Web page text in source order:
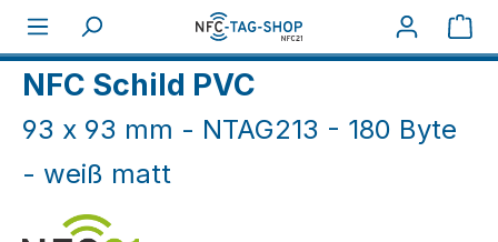
Zum Hauptinhalt springen
NFC Schilder
NFC Schild PVC
93 x 93 mm - NTAG213 - 180 Byte
- weiß matt